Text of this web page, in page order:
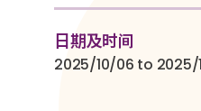
日期及时间
2025/10/06 to 2025/